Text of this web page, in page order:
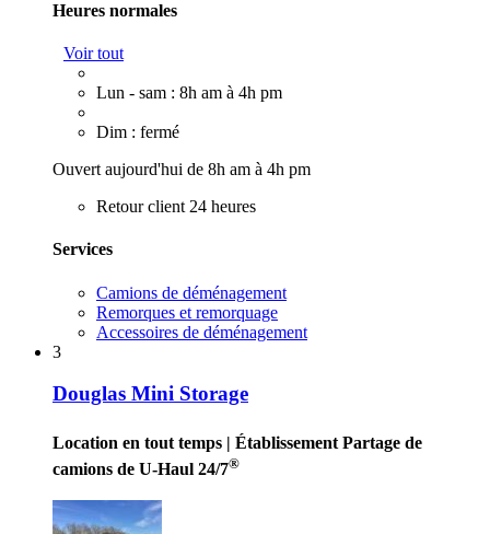
Heures normales
Voir tout
Lun - sam : 8h am à 4h pm
Dim : fermé
Ouvert aujourd'hui de 8h am à 4h pm
Retour client 24 heures
Services
Camions de déménagement
Remorques et remorquage
Accessoires de déménagement
3
Douglas Mini Storage
Location en tout temps | Établissement Partage de
camions de U-Haul 24/7®